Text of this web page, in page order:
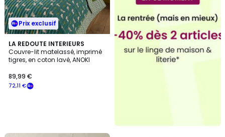
Prix exclusif
LA REDOUTE INTERIEURS
Couvre-lit matelassé, imprimé
tigres, en coton lavé, ANOKI
72,11 €
89,99 €